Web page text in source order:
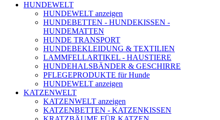
HUNDEWELT
HUNDEWELT anzeigen
HUNDEBETTEN - HUNDEKISSEN -
HUNDEMATTEN
HUNDE TRANSPORT
HUNDEBEKLEIDUNG & TEXTILIEN
LAMMFELLARTIKEL - HAUSTIERE
HUNDEHALSBÄNDER & GESCHIRRE
PFLEGEPRODUKTE für Hunde
HUNDEWELT anzeigen
KATZENWELT
KATZENWELT anzeigen
KATZENBETTEN - KATZENKISSEN